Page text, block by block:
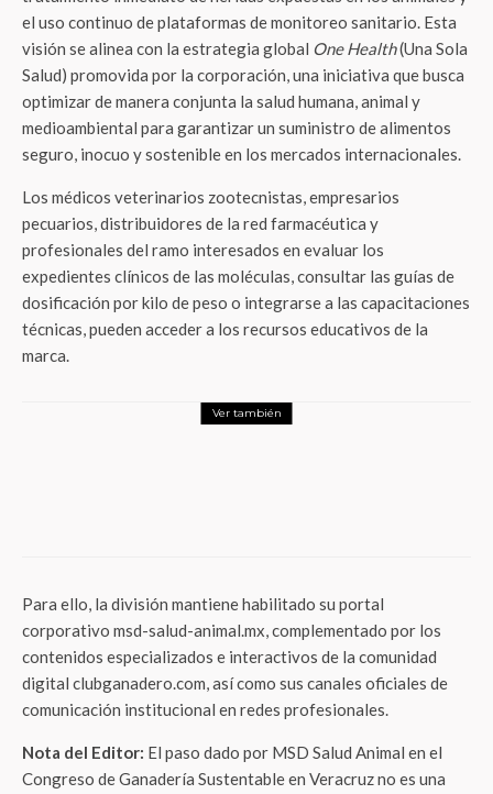
el uso continuo de plataformas de monitoreo sanitario. Esta
visión se alinea con la estrategia global One Health(Una Sola
Salud) promovida por la corporación, una iniciativa que busca
optimizar de manera conjunta la salud humana, animal y
medioambiental para garantizar un suministro de alimentos
seguro, inocuo y sostenible en los mercados internacionales.
Los médicos veterinarios zootecnistas, empresarios
pecuarios, distribuidores de la red farmacéutica y
profesionales del ramo interesados en evaluar los
expedientes clínicos de las moléculas, consultar las guías de
dosificación por kilo de peso o integrarse a las capacitaciones
técnicas, pueden acceder a los recursos educativos de la
marca.
Ver también
Para ello, la división mantiene habilitado su portal
corporativo msd-salud-animal.mx, complementado por los
contenidos especializados e interactivos de la comunidad
digital clubganadero.com, así como sus canales oficiales de
comunicación institucional en redes profesionales.
Nota del Editor: El paso dado por MSD Salud Animal en el
Congreso de Ganadería Sustentable en Veracruz no es una